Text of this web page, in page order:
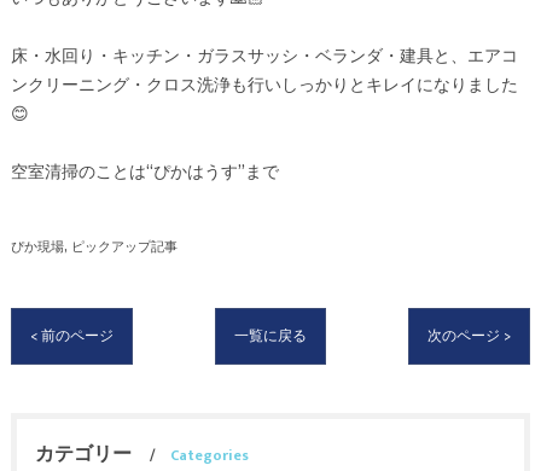
床・水回り・キッチン・ガラスサッシ・ベランダ・建具と、エアコ
ンクリーニング・クロス洗浄も行いしっかりとキレイになりました
😊
空室清掃のことは“ぴかはうす”まで
ぴか現場 ピックアップ記事
< 前のページ 一覧に戻る 次のページ >
カテゴリー
Categories